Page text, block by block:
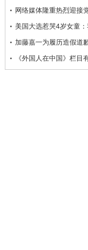
网络媒体隆重热烈迎接
美国大选惹哭4岁女童
加藤嘉一为履历造假道
《外国人在中国》栏目